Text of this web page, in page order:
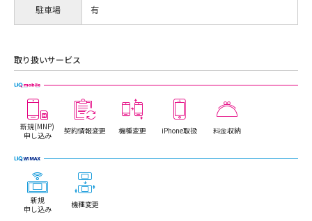
駐車場 有
取り扱いサービス
新規(MNP)
申し込み
契約情報変更 機種変更 iPhone取扱 料金収納
新規
申し込み
機種変更